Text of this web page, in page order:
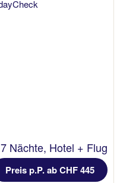
7 Nächte, Hotel + Flug
Preis p.P. ab CHF 445